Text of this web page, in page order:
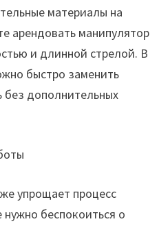
материалы на
арендовать манипулятор
и длинной стрелой. В
быстро заменить
без дополнительных
упрощает процесс
беспокоиться о